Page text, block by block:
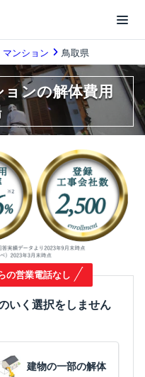
マンション 鳥取県
ンの解体費用
の営業電話なし
いく選択をしません
建物の一部の解体